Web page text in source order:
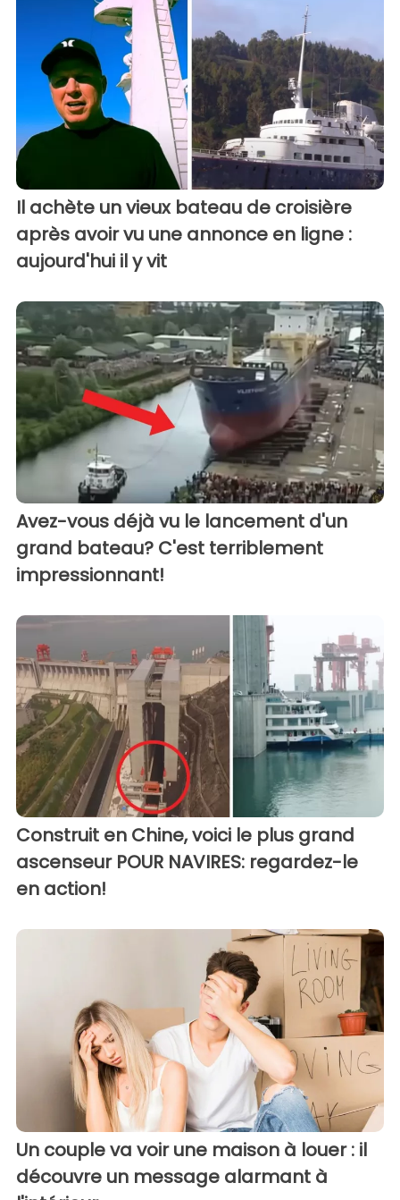
Il achète un vieux bateau de croisière
après avoir vu une annonce en ligne :
aujourd'hui il y vit
Avez-vous déjà vu le lancement d'un
grand bateau? C'est terriblement
impressionnant!
Construit en Chine, voici le plus grand
ascenseur POUR NAVIRES: regardez-le
en action!
Un couple va voir une maison à louer : il
découvre un message alarmant à